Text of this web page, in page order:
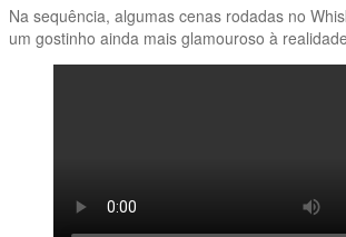
Na sequência, algumas cenas rodadas no
um gostinho ainda mais glamouroso à